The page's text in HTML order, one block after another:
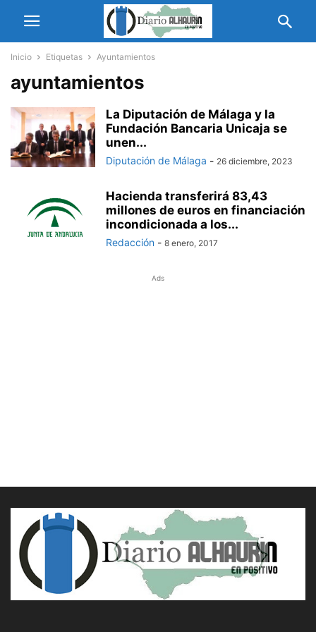
Inicio Etiquetas Ayuntamientos
ayuntamientos
La Diputación de Málaga y la
Fundación Bancaria Unicaja se
unen...
Diputación de Málaga - 26 diciembre, 2023
Hacienda transferirá 83,43
millones de euros en financiación
incondicionada a los...
Redacción - 8 enero, 2017
Ads